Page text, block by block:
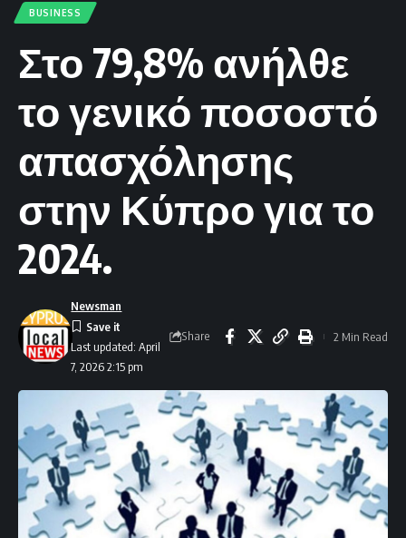
BUSINESS
Στο 79,8% ανήλθε
το γενικό ποσοστό
απασχόλησης
στην Κύπρο για το
2024.
Last updated: April
7, 2026 2:15 pm
Newsman
Share 2 Min Read